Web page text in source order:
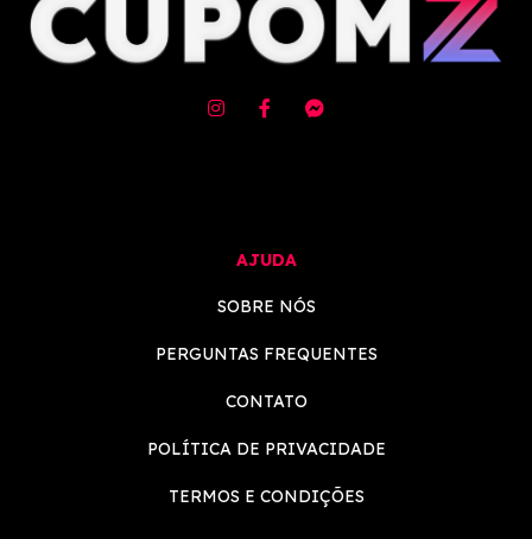
AJUDA
SOBRE NÓS
PERGUNTAS FREQUENTES
CONTATO
POLÍTICA DE PRIVACIDADE
TERMOS E CONDIÇÕES